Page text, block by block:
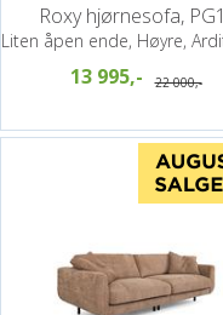
Roxy hjørnesofa, PG1
13 995,- 22 000,-